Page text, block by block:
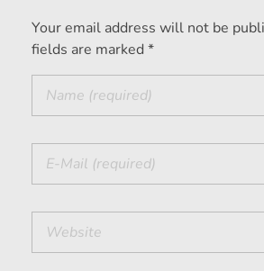
Your email address will not be
fields are marked *